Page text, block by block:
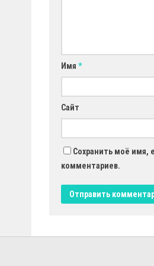
Имя *
Сайт
Сохранить моё имя,
комментариев.